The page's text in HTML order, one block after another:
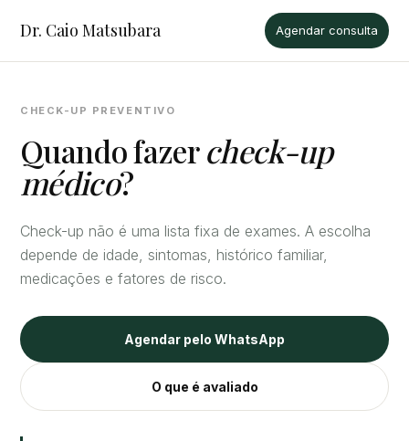
Dr. Caio Matsubara Agendar consulta
CHECK-UP PREVENTIVO
Quando fazercheck-up
médico?
Check-up não é uma lista fixa de exames. A escolha
depende de idade, sintomas, histórico familiar,
medicações e fatores de risco.
Agendar pelo WhatsApp
O que é avaliado